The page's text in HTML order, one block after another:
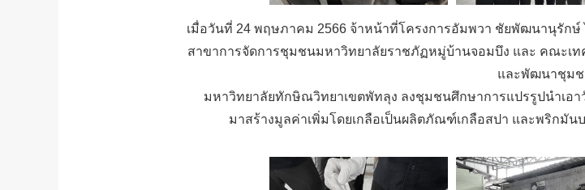
เมื่อวันที่ 24 พฤษภาคม 2566 จ้าหน้าที่โครงการอัมพวา ชัยพัฒนานุรัก
สาขาการจัดการชุมชนมหาวิทยาลัยราชภัฏหมู่บ้านจอมบึง และ คณะเ
และพัฒนาชุม
มหาวิทยาลัยทักษิณวิทยาเขตพัทลุง ลงชุมชนศึกษาการแปรรูปนำเอ
มาสร้างมูลค่าเพิ่มโดยเกลือเป็นผลิตภัณฑ์เกลือสปา และพริกมั